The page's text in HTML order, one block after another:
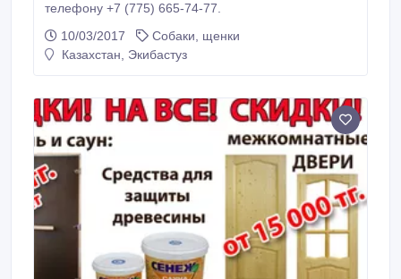
телефону +7 (775) 665-74-77.
10/03/2017
Собаки, щенки
Казахстан, Экибастуз